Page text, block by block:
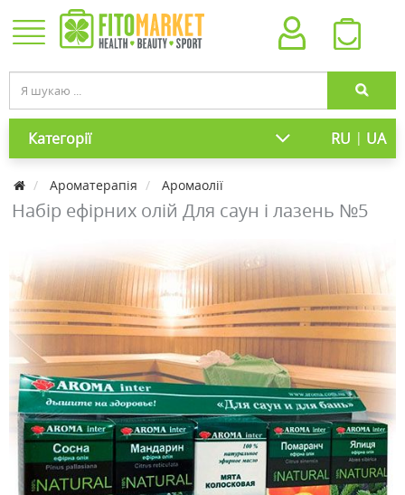
Категорії RU | UA
Ароматерапія Аромаолії
Набір ефірних олій Для саун і лазень №5